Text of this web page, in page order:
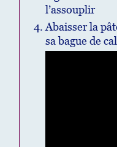
l’assouplir
Abaisser la
sa bague de